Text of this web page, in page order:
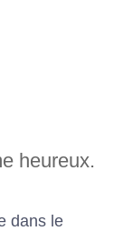
heureux.
dans le